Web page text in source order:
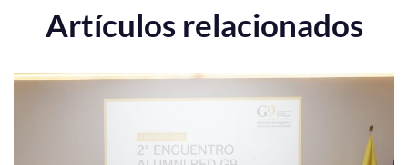
Artículos relacionados